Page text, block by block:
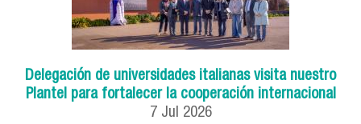
Delegación de universidades italianas visita nuestro
Plantel para fortalecer la cooperación internacional
7 Jul 2026